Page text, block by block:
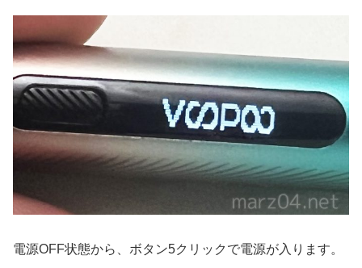
電源OFF状態から、ボタン5クリックで電源が入ります。